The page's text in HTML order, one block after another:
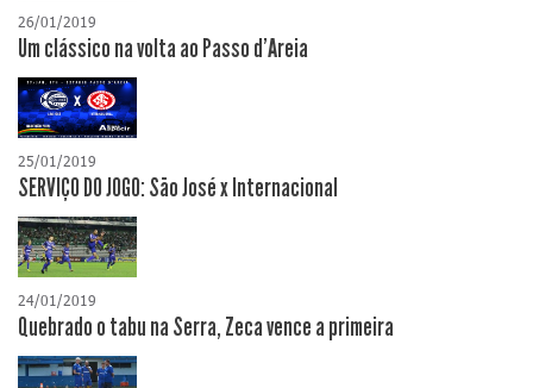
26/01/2019
Um clássico na volta ao Passo d'Areia
25/01/2019
SERVIÇO DO JOGO: São José x Internacional
24/01/2019
Quebrado o tabu na Serra, Zeca vence a primeira